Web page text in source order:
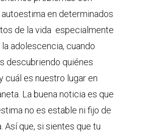
en determinados
de la vida especialmente
adolescencia, cuando
descubriendo quiénes
cuál es nuestro lugar en
La buena noticia es que
no es estable ni fijo de
Así que, si sientes que tu